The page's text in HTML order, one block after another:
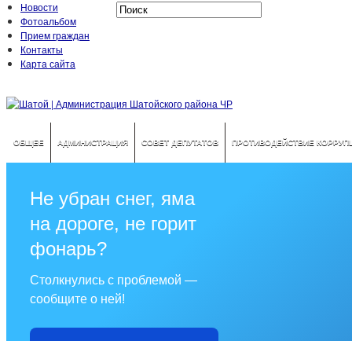
Новости
Фотоальбом
Прием граждан
Контакты
Карта сайта
ОБЩЕЕ АДМИНИСТРАЦИЯ СОВЕТ ДЕПУТАТОВ ПРОТИВОДЕЙСТВИЕ
Не убран снег, яма
на дороге, не горит
фонарь?
Столкнулись с проблемой —
сообщите о ней!